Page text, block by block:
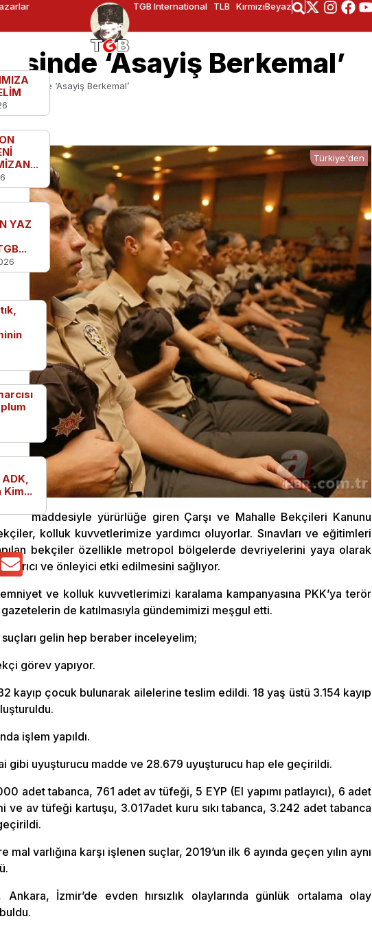
TGB International TLB KırmızıBeyaz
‘Asayiş Berkemal’
sayesinde ‘Asayiş Berkemal’
Türkiye'den
kanun maddesiyle yürürlüğe giren Çarşı ve Mahalle Bekçileri Kanunu
kolluk kuvvetlerimize yardımcı oluyorlar. Sınavları ve eğitimleri
bekçiler özellikle metropol bölgelerde devriyelerini yaya olarak
ve önleyici etki edilmesini sağlıyor.
emniyet ve kolluk kuvvetlerimizi karalama kampanyasına PKK’ya terör
de katılmasıyla gündemimizi meşgul etti.
gelin hep beraber inceleyelim;
görev yapıyor.
kayıp çocuk bulunarak ailelerine teslim edildi. 18 yaş üstü 3.154 kayıp
işlem yapıldı.
gibi uyuşturucu madde ve 28.679 uyuşturucu hap ele geçirildi.
adet tabanca, 761 adet av tüfeği, 5 EYP (El yapımı patlayıcı), 6 adet
ve av tüfeği kartuşu, 3.017adet kuru sıkı tabanca, 3.242 adet tabanca
mal varlığına karşı işlenen suçlar, 2019’un ilk 6 ayında geçen yılın aynı
Ankara, İzmir’de evden hırsızlık olaylarında günlük ortalama olay
YAZ
Kim...